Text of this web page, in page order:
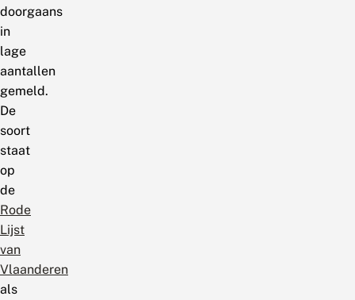
doorgaans
in
lage
aantallen
gemeld.
De
soort
staat
op
de
Rode
Lijst
van
Vlaanderen
als